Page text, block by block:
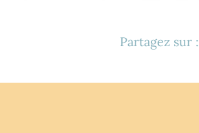
Partagez sur :